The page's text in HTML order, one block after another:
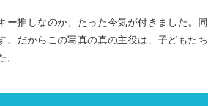
ー推しなのか、たった今気が付きました。同
だからこの写真の真の主役は、子どもたち
。